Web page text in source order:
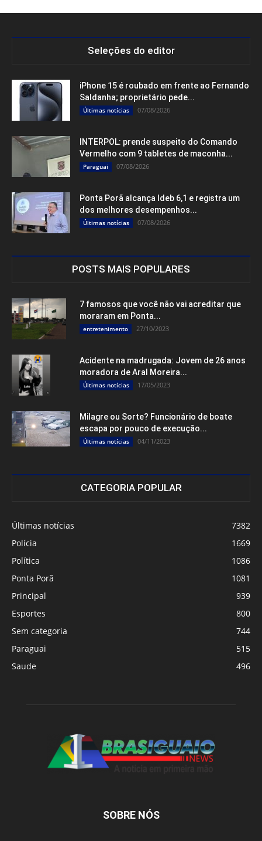
Seleções do editor
iPhone 15 é roubado em frente ao Fernando
Saldanha; proprietário pede...
Últimas notícias 07/08/2026
INTERPOL: prende suspeito do Comando
Vermelho com 9 tabletes de maconha...
Paraguai 07/08/2026
Ponta Porã alcança Ideb 6,1 e registra um
dos melhores desempenhos...
Últimas notícias 07/08/2026
POSTS MAIS POPULARES
7 famosos que você não vai acreditar que
moraram em Ponta...
entretenimento 27/10/2023
Acidente na madrugada: Jovem de 26 anos
moradora de Aral Moreira...
Últimas notícias 17/05/2023
Milagre ou Sorte? Funcionário de boate
escapa por pouco de execução...
Últimas notícias 04/11/2023
CATEGORIA POPULAR
Últimas notícias
7382
Polícia
1669
Política
1086
Ponta Porã
1081
Principal
939
Esportes
800
Sem categoria
744
Paraguai
515
Saude
496
SOBRE NÓS